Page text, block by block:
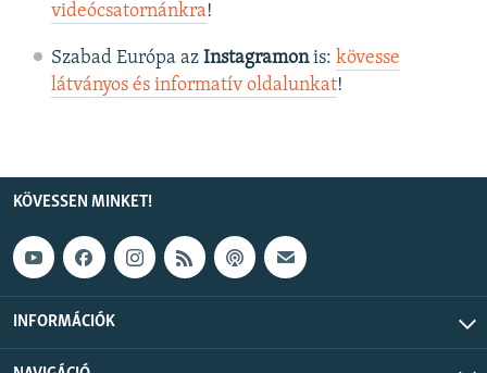
videócsatornánkra!
Szabad Európa az Instagramonis: kövesse
látványos és informatív oldalunkat! ​
KÖVESSEN MINKET!
INFORMÁCIÓK